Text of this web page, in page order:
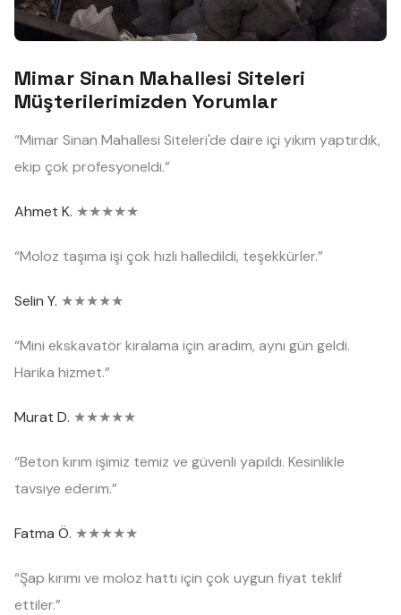
Mimar Sinan Mahallesi Siteleri
Müşterilerimizden Yorumlar
“Mimar Sinan Mahallesi Siteleri'de daire içi yıkım yaptırdık,
ekip çok profesyoneldi.”
Ahmet K. ★★★★★
“Moloz taşıma işi çok hızlı halledildi, teşekkürler.”
Selin Y. ★★★★★
“Mini ekskavatör kiralama için aradım, aynı gün geldi.
Harika hizmet.”
Murat D. ★★★★★
“Beton kırım işimiz temiz ve güvenli yapıldı. Kesinlikle
tavsiye ederim.”
Fatma Ö. ★★★★★
“Şap kırımı ve moloz hattı için çok uygun fiyat teklif
ettiler.”